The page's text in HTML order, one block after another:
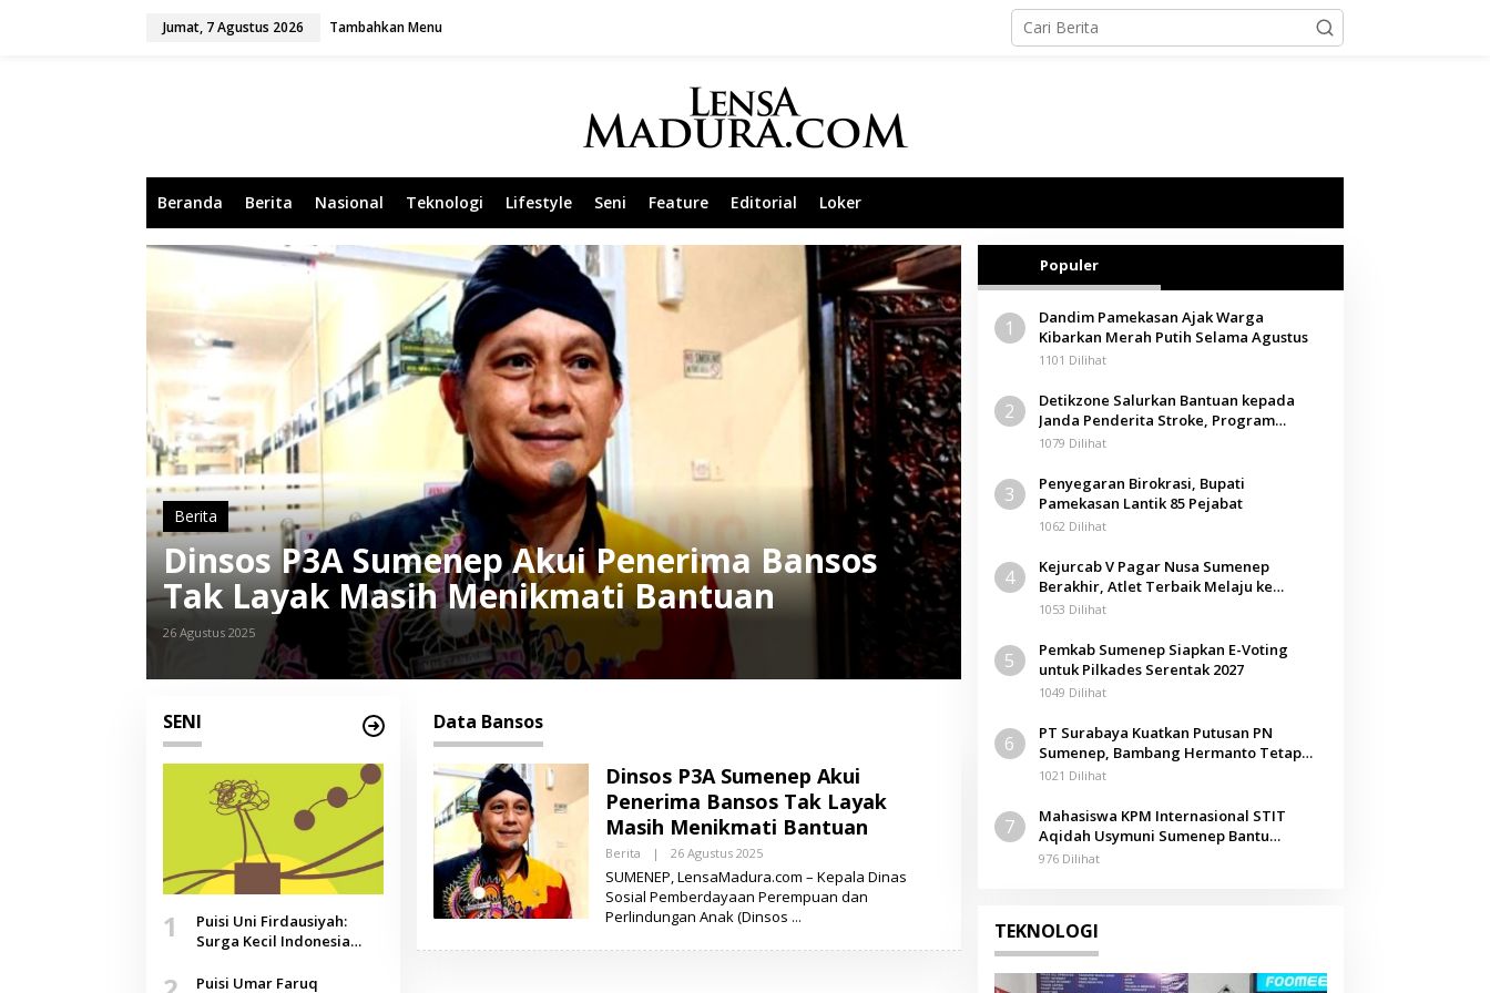
Jumat, 7 Agustus 2026 Tambahkan Menu
Beranda Berita Nasional Teknologi Lifestyle Seni Feature Editorial Loker
Berita
Dinsos P3A Sumenep Akui Penerima Bansos
Tak Layak Masih Menikmati Bantuan
26 Agustus 2025
SENI
1
Puisi Uni Firdausiyah:
Surga Kecil Indonesia
Doa yang Jauh, Narasi
Puisi Umar Faruq
Data Bansos
Dinsos P3A Sumenep Akui
Penerima Bansos Tak Layak
Masih Menikmati Bantuan
Berita | 26 Agustus 2025O
E
H
L
SUMENEP, LensaMadura.com – Kepala Dinas
Sosial Pemberdayaan Perempuan dan
Perlindungan Anak (Dinsos
Populer
1
Dandim Pamekasan Ajak Warga
Kibarkan Merah Putih Selama Agustus
1101 Dilihat
2
Detikzone Salurkan Bantuan kepada
Janda Penderita Stroke, Program
Berbagi Masuki Hari ke-61
1079 Dilihat
3
Penyegaran Birokrasi, Bupati
Pamekasan Lantik 85 Pejabat
1062 Dilihat
4
Kejurcab V Pagar Nusa Sumenep
Berakhir, Atlet Terbaik Melaju ke
Kejurwil Jatim
1053 Dilihat
5
Pemkab Sumenep Siapkan E-Voting
untuk Pilkades Serentak 2027
1049 Dilihat
6
PT Surabaya Kuatkan Putusan PN
Sumenep, Bambang Hermanto Tetap
Dinyatakan Pemilik Sah Tanah di
1021 Dilihat
7
Mahasiswa KPM Internasional STIT
Aqidah Usymuni Sumenep Bantu
Pengurusan Jenazah WNI di Malaysia
976 Dilihat
TEKNOLOGI